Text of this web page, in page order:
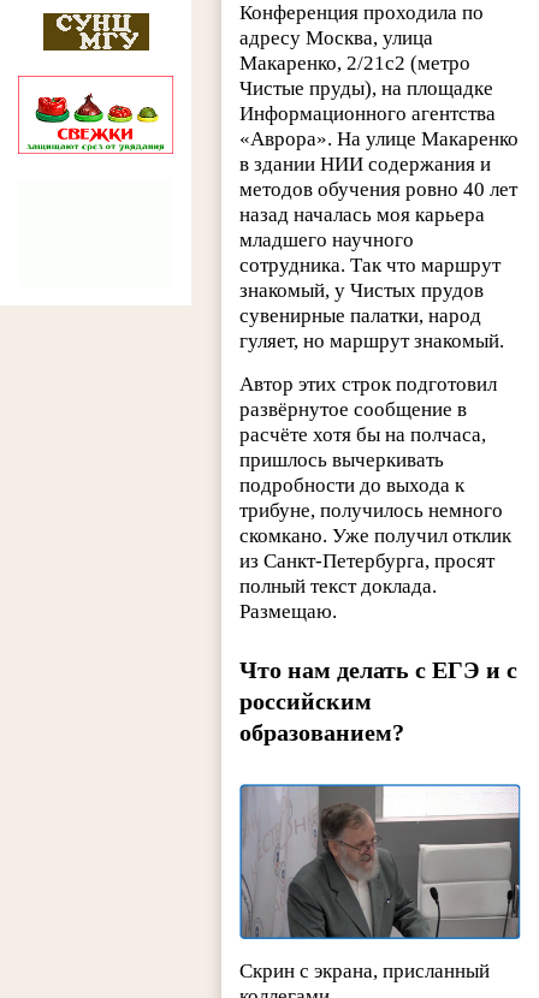
Конференция проходила по
адресу Москва, улица
Макаренко, 2/21с2 (метро
Чистые пруды), на площадке
Информационного агентства
«Аврора». На улице Макаренко
в здании НИИ содержания и
методов обучения ровно 40 лет
назад началась моя карьера
младшего научного
сотрудника. Так что маршрут
знакомый, у Чистых прудов
сувенирные палатки, народ
гуляет, но маршрут знакомый.
Автор этих строк подготовил
развёрнутое сообщение в
расчёте хотя бы на полчаса,
пришлось вычеркивать
подробности до выхода к
трибуне, получилось немного
скомкано. Уже получил отклик
из Санкт-Петербурга, просят
полный текст доклада.
Размещаю.
Что нам делать с ЕГЭ и с
российским
образованием?
Скрин с экрана, присланный